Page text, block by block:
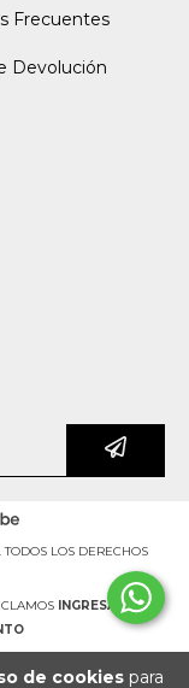
de cookiespara
Frecuentes
Devolución
LOS DERECHOS
INGRESÁ ACÁ.